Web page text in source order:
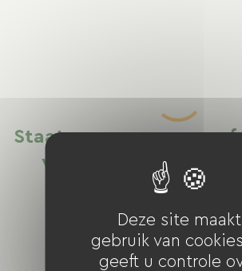
Staat uw groene weg of
weg die u kent niet
Meld het ons
Deze site maakt
gebruik van
geeft u controle